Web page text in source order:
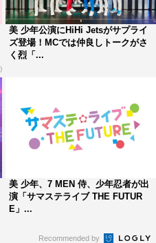
からずっとやりたいと思っ
付けをしていただいたんで
ーがギュッとこめられた曲
たいです」。
前、『サマステ』をきっか
は『サマステライブ』もメ
慨深いものがあります。今
し切ってカッチリ決めるカ
一面も感じていただきなが
美 少年公演にHiHi Jetsがサプライ
ズ登場！MCでは仲良しトークがさ
く烈「...
美 少年、7 MEN 侍、少年忍者が出
演「サマステライブ THE FUTUR
E」...
Recommended by